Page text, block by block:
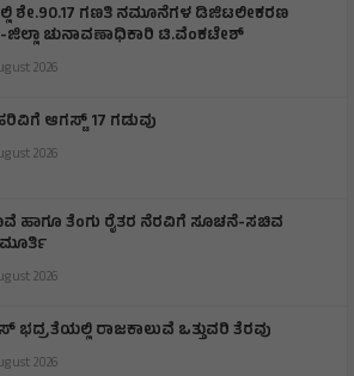
ಶೇ.90.17 ಗಣತಿ ನಮೂನೆಗಳ ಡಿಜಿಟಲೀಕರಣ
ಚುನಾವಣಾಧಿಕಾರಿ ಟಿ.ವೆಂಕಟೇಶ್
2026
ಆಗಸ್ಟ್ 17 ಗಡುವು
2026
ಹಾಗೂ ತೆಂಗು ರೈತರ ನೆರವಿಗೆ ಸೂಚನೆ-ಸಚಿವ
2026
ಭದ್ರತೆಯಲ್ಲಿ ರಾಜಕಾಲುವೆ ಒತ್ತುವರಿ ತೆರವು
2026